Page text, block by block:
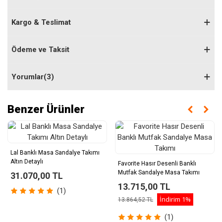
Kargo & Teslimat
Ödeme ve Taksit
Yorumlar(3)
Benzer Ürünler
Lal Banklı Masa Sandalye Takımı
Altın Detaylı
31.070,00 TL
(1)
Favorite Hasır Desenli Banklı
Mutfak Sandalye Masa Takımı
13.715,00 TL
13.864,52 TL İndirim 1%
(1)